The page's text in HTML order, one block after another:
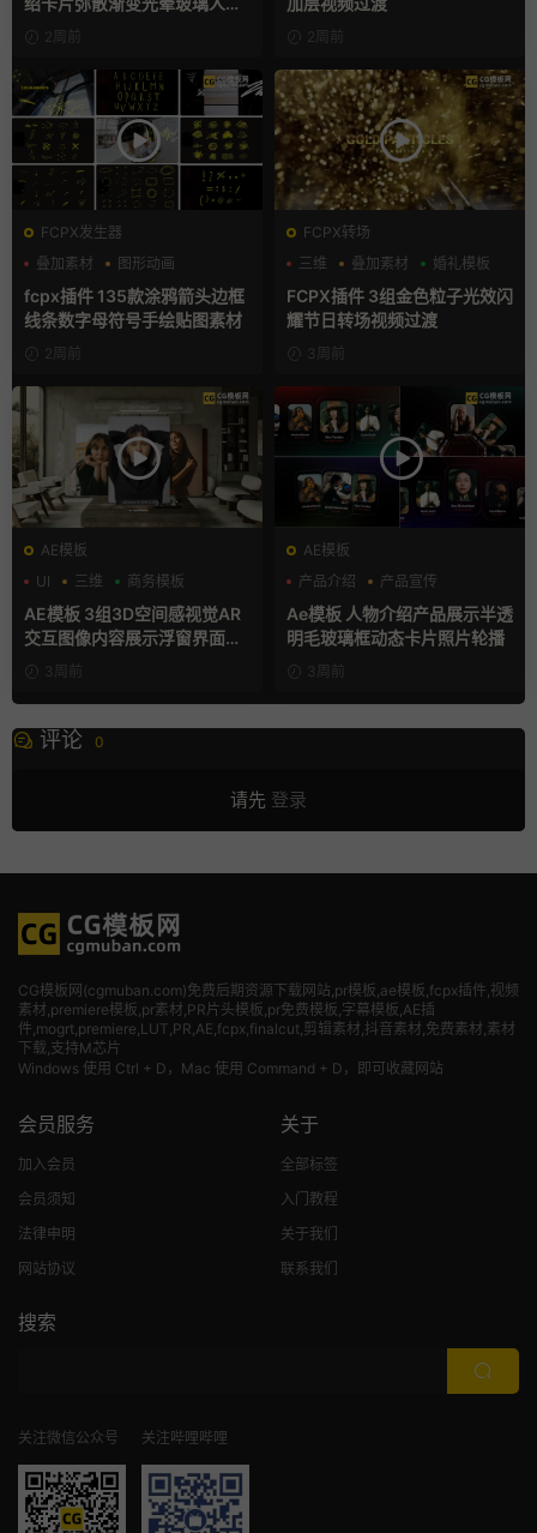
2周前 2周前
FCPX发生器
叠加素材
图形动画
手绘风
fcpx插件 135款涂鸦箭头边框
线条数字母符号手绘贴图素材
2周前
FCPX转场
三维
叠加素材 婚礼模板
FCPX插件 3组金色粒子光效闪
耀节日转场视频过渡
3周前
AE模板
UI
三维 商务模板
AE模板 3组3D空间感视觉AR
交互图像内容展示浮窗界面动
3周前
AE模板
产品介绍
产品宣传
产品展示
Ae模板 人物介绍产品展示半透
明毛玻璃框动态卡片照片轮播
3周前
评论 0
请先 登录
CG模板网(cgmuban.com)免费后期资源下载网站,pr模板,ae模板,fcpx插件,视频
素材 ,premiere模板,pr素材,PR片头模板,pr免费模板,字幕模板,AE插
件,mogrt,premiere,LUT,PR,AE,fcpx,finalcut,剪辑素材,抖音素材,免费素材,素材
下载,支持M芯片
Windows 使用 Ctrl + D，Mac 使用 Command + D，即可收藏网站
会员服务
加入会员
会员须知
法律申明
网站协议
关于
全部标签
入门教程
关于我们
联系我们
搜索
关注微信公众号 关注哔哩哔哩